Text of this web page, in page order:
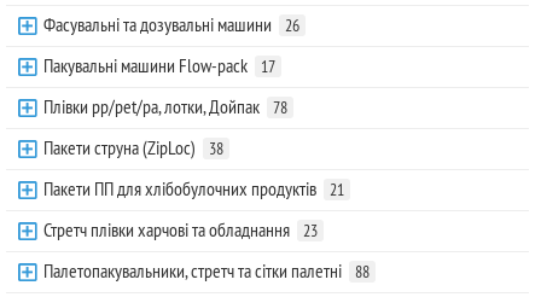
Фасувальні та дозувальні машини 26
Пакувальні машини Flow-pack 17
Плівки pp/pet/pa, лотки, Дойпак 78
Пакети струна (ZipLoc) 38
Пакети ПП для хлібобулочних продуктів 21
Стретч плівки харчові та обладнання 23
Палетопакувальники, стретч та сітки палетні 88